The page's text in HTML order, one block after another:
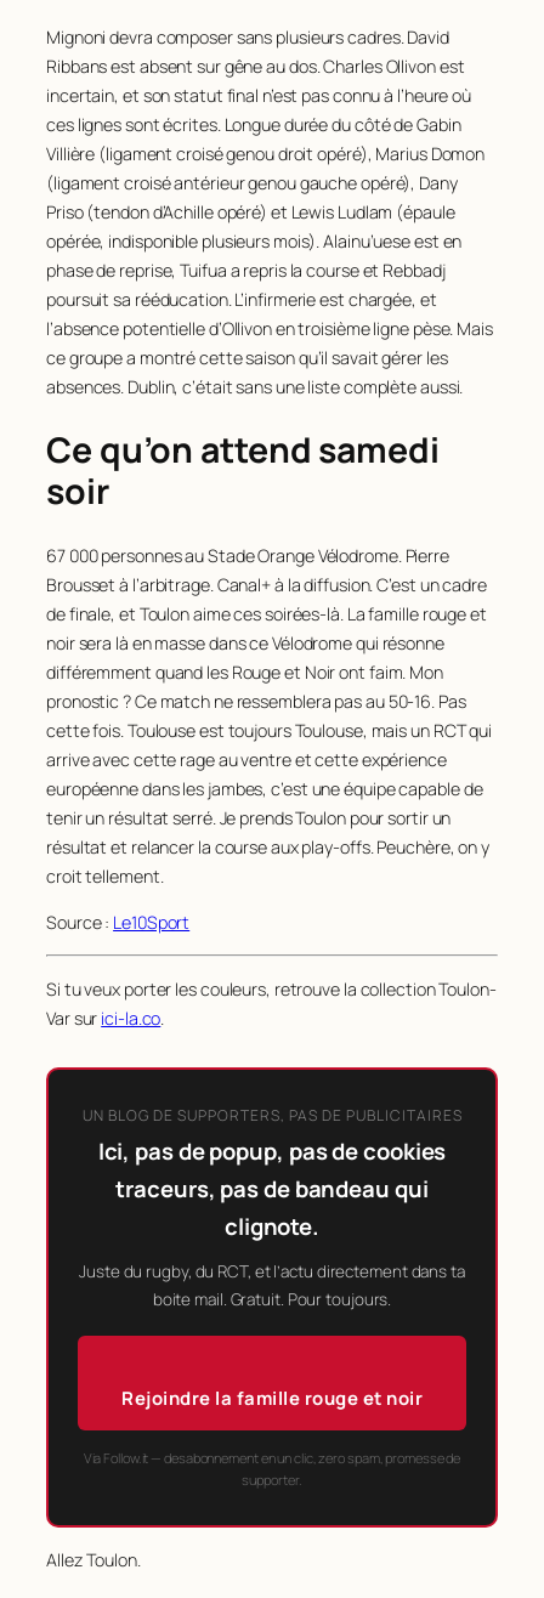
Mignoni devra composer sans plusieurs cadres. David
Ribbans est absent sur gêne au dos. Charles Ollivon est
incertain, et son statut final n’est pas connu à l’heure où
ces lignes sont écrites. Longue durée du côté de Gabin
Villière (ligament croisé genou droit opéré), Marius Domon
(ligament croisé antérieur genou gauche opéré), Dany
Priso (tendon d’Achille opéré) et Lewis Ludlam (épaule
opérée, indisponible plusieurs mois). Alainu’uese est en
phase de reprise, Tuifua a repris la course et Rebbadj
poursuit sa rééducation. L’infirmerie est chargée, et
l’absence potentielle d’Ollivon en troisième ligne pèse. Mais
ce groupe a montré cette saison qu’il savait gérer les
absences. Dublin, c’était sans une liste complète aussi.
Ce qu’on attend samedi
soir
67 000 personnes au Stade Orange Vélodrome. Pierre
Brousset à l’arbitrage. Canal+ à la diffusion. C’est un cadre
de finale, et Toulon aime ces soirées-là. La famille rouge et
noir sera là en masse dans ce Vélodrome qui résonne
différemment quand les Rouge et Noir ont faim. Mon
pronostic ? Ce match ne ressemblera pas au 50-16. Pas
cette fois. Toulouse est toujours Toulouse, mais un RCT qui
arrive avec cette rage au ventre et cette expérience
européenne dans les jambes, c’est une équipe capable de
tenir un résultat serré. Je prends Toulon pour sortir un
résultat et relancer la course aux play-offs. Peuchère, on y
croit tellement.
Source : Le10Sport
Si tu veux porter les couleurs, retrouve la collection Toulon-
Var sur ici-la.co
UN BLOG DE SUPPORTERS, PAS DE PUBLICITAIRES
Ici, pas de popup, pas de cookies
traceurs, pas de bandeau qui
clignote.
Juste du rugby, du RCT, et l’actu directement dans ta
boite mail. Gratuit. Pour toujours.
Rejoindre la famille rouge et noir
Via Follow.it — desabonnement en un clic, zero spam, promesse de
supporter.
Allez Toulon.